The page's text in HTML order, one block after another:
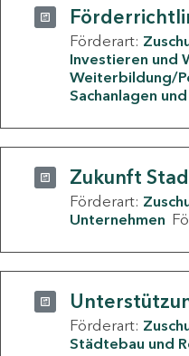
Förderart:
Investieren und
Weiterbildung/
Sachanlagen
Zukunft
Förderart:
Unternehmen
Förderart:
Städtebau und